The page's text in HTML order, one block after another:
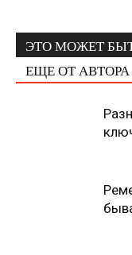
ЭТО МОЖЕТ
ЕЩЕ ОТ АВТОРА